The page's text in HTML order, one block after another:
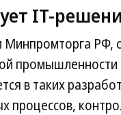
IT-
РФ,
промышленности
в таких
процессов,